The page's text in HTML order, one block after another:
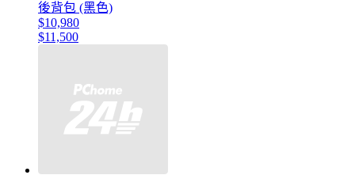
後背包 (黑色)
$10,980
$11,500